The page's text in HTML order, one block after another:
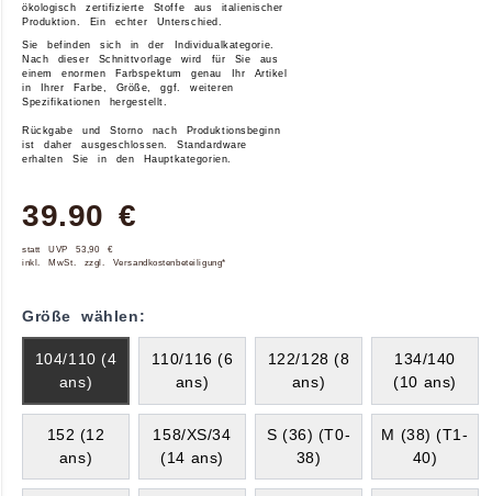
ökologisch zertifizierte Stoffe aus italienischer
Produktion.
Ein echter Unterschied.
Sie befinden sich in der Individualkategorie.
Nach dieser Schnittvorlage wird für Sie aus
einem enormen Farbspektum genau Ihr Artikel
in Ihrer Farbe, Größe, ggf. weiteren
Spezifikationen hergestellt.
Rückgabe und Storno nach Produktionsbeginn
ist daher ausgeschlossen. Standardware
erhalten Sie in den Hauptkategorien.
39.90 €
statt UVP 53,90 €
inkl. MwSt. zzgl. Versandkostenbeteiligung*
Größe wählen:
104/110 (4
ans)
110/116 (6
ans)
122/128 (8
ans)
134/140
(10 ans)
152 (12
ans)
158/XS/34
(14 ans)
S (36) (T0-
38)
M (38) (T1-
40)